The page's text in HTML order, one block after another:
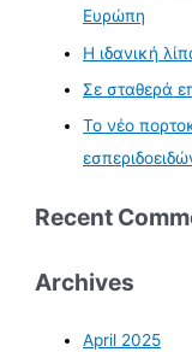
Ευρώπη
Η ιδανική
Σε σταθερά
Το νέο
Recent
Archives
April 2025